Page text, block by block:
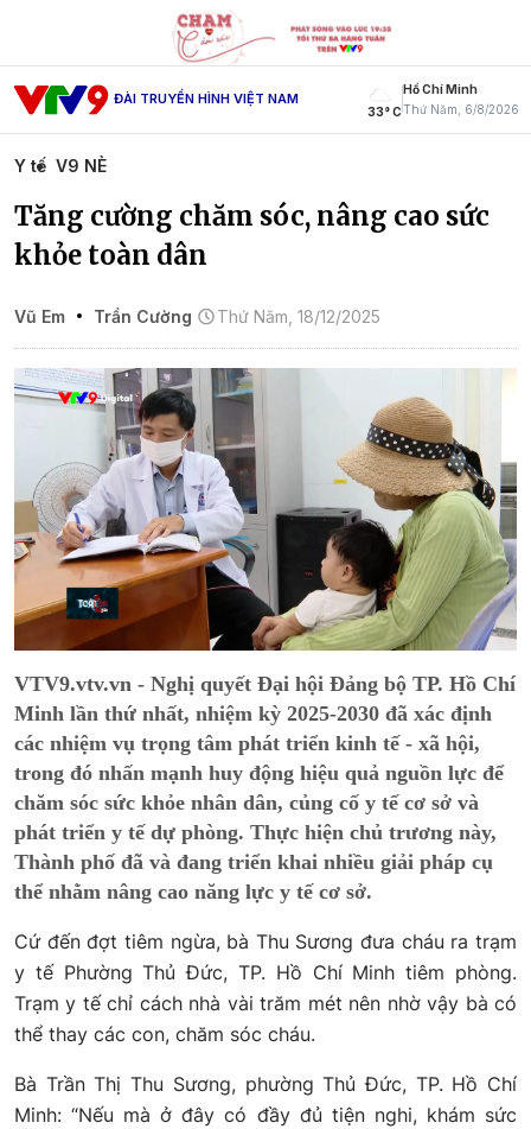
ĐÀI TRUYỀN HÌNH VIỆT NAM
33° C
Hồ Chí Minh
Thứ Năm, 6/8/2026
Y tế V9 NÈ
Tăng cường chăm sóc, nâng cao sức
khỏe toàn dân
Vũ Em Trần Cường Thứ Năm, 18/12/2025
VTV9.vtv.vn - Nghị quyết Đại hội Đảng bộ TP. Hồ Chí
Minh lần thứ nhất, nhiệm kỳ 2025-2030 đã xác định
các nhiệm vụ trọng tâm phát triển kinh tế - xã hội,
trong đó nhấn mạnh huy động hiệu quả nguồn lực để
chăm sóc sức khỏe nhân dân, củng cố y tế cơ sở và
phát triển y tế dự phòng. Thực hiện chủ trương này,
Thành phố đã và đang triển khai nhiều giải pháp cụ
thể nhằm nâng cao năng lực y tế cơ sở.
Cứ đến đợt tiêm ngừa, bà Thu Sương đưa cháu ra trạm
y tế Phường Thủ Đức, TP. Hồ Chí Minh tiêm phòng.
Trạm y tế chỉ cách nhà vài trăm mét nên nhờ vậy bà có
thể thay các con, chăm sóc cháu.
Bà Trần Thị Thu Sương, phường Thủ Đức, TP. Hồ Chí
Minh: “Nếu mà ở đây có đầy đủ tiện nghi, khám sức